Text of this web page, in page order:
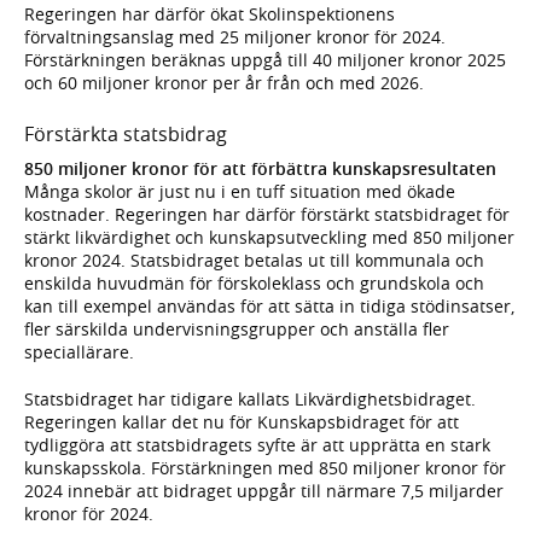
Regeringen har därför ökat Skolinspektionens
förvaltningsanslag med 25 miljoner kronor för 2024.
Förstärkningen beräknas uppgå till 40 miljoner kronor 2025
och 60 miljoner kronor per år från och med 2026.
Förstärkta statsbidrag
850 miljoner kronor för att förbättra kunskapsresultaten
Många skolor är just nu i en tuff situation med ökade
kostnader. Regeringen har därför förstärkt statsbidraget för
stärkt likvärdighet och kunskapsutveckling med 850 miljoner
kronor 2024. Statsbidraget betalas ut till kommunala och
enskilda huvudmän för förskoleklass och grundskola och
kan till exempel användas för att sätta in tidiga stödinsatser,
fler särskilda undervisningsgrupper och anställa fler
speciallärare.
Statsbidraget har tidigare kallats Likvärdighetsbidraget.
Regeringen kallar det nu för Kunskapsbidraget för att
tydliggöra att statsbidragets syfte är att upprätta en stark
kunskapsskola. Förstärkningen med 850 miljoner kronor för
2024 innebär att bidraget uppgår till närmare 7,5 miljarder
kronor för 2024.